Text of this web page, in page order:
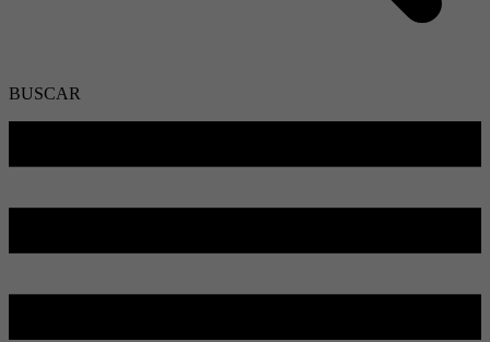
BUSCAR